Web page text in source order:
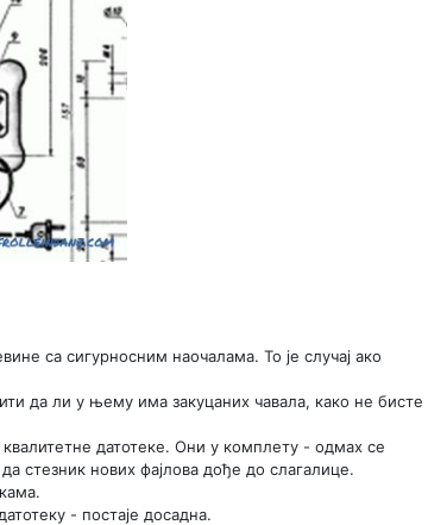
са сигурносним наочалама. То је случај ако
да ли у њему има закуцаних чавала, како не бисте
датотеке. Они у комплету - одмах се
стезник нових фајлова дође до слагалице.
- постаје досадна.